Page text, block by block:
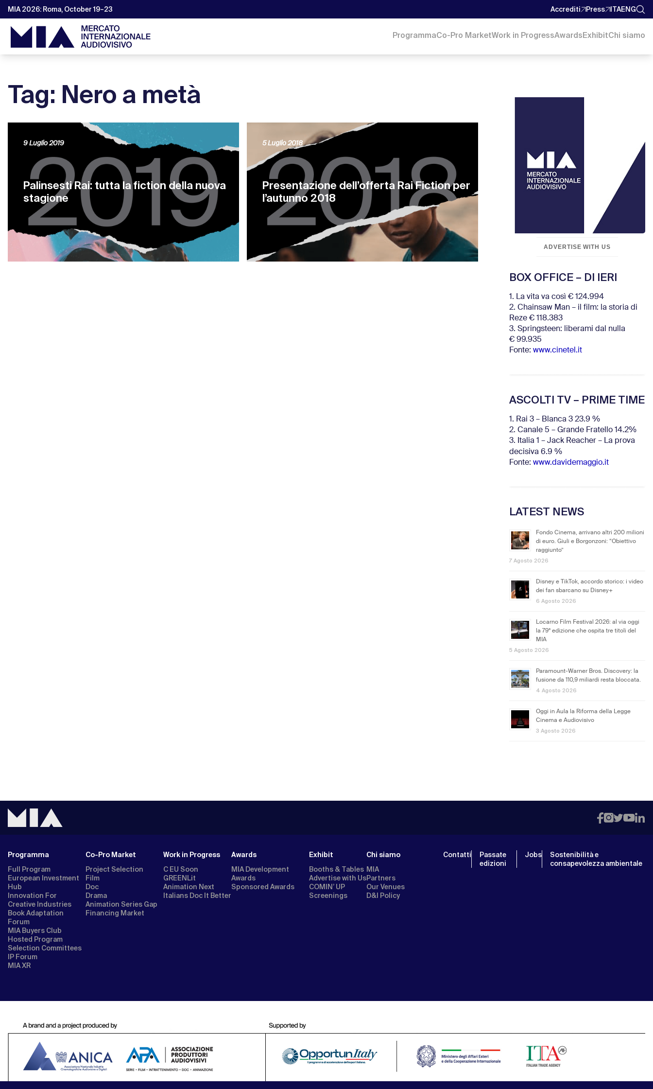
MIA 2026: Roma, October 19–23 Accrediti Press ITAENG
ProgrammaCo-Pro MarketWork in ProgressAwardsExhibitChi siamo
Tag: Nero a metà
Palinsesti Rai: tutta la fiction della nuova
stagione
9 Luglio 2019
Presentazione dell’offerta Rai Fiction per
l’autunno 2018
5 Luglio 2018
ADVERTISE WITH US
BOX OFFICE – DI IERI
1. La vita va così € 124.994
2. Chainsaw Man – il film: la storia di
Reze € 118.383
3. Springsteen: liberami dal nulla
€ 99.935
Fonte: www.cinetel.it
ASCOLTI TV – PRIME TIME
1. Rai 3 – Blanca 3 23.9 %
2. Canale 5 – Grande Fratello 14.2%
3. Italia 1 – Jack Reacher – La prova
decisiva 6.9 %
Fonte: www.davidemaggio.it
LATEST NEWS
Fondo Cinema, arrivano altri 200 milioni
di euro. Giuli e Borgonzoni: “Obiettivo
raggiunto”
7 Agosto 2026
Disney e TikTok, accordo storico: i video
dei fan sbarcano su Disney+
6 Agosto 2026
Locarno Film Festival 2026: al via oggi
la 79ª edizione che ospita tre titoli del
MIA
5 Agosto 2026
Paramount-Warner Bros. Discovery: la
fusione da 110,9 miliardi resta bloccata.
4 Agosto 2026
Oggi in Aula la Riforma della Legge
Cinema e Audiovisivo
3 Agosto 2026
Programma
Full Program
European Investment
Hub
Innovation For
Creative Industries
Book Adaptation
Forum
MIA Buyers Club
Hosted Program
Selection Committees
IP Forum
MIA XR
Co-Pro Market
Project Selection
Film
Doc
Drama
Animation Series Gap
Financing Market
Work in Progress
C EU Soon
GREENLit
Animation Next
Italians Doc It Better
Awards
MIA Development
Awards
Sponsored Awards
Exhibit
Booths & Tables
Advertise with Us
COMIN’ UP
Screenings
Chi siamo
MIA
Partners
Our Venues
D&I Policy
Contatti
Passate
edizioni
Jobs
Sostenibilità e
consapevolezza ambientale